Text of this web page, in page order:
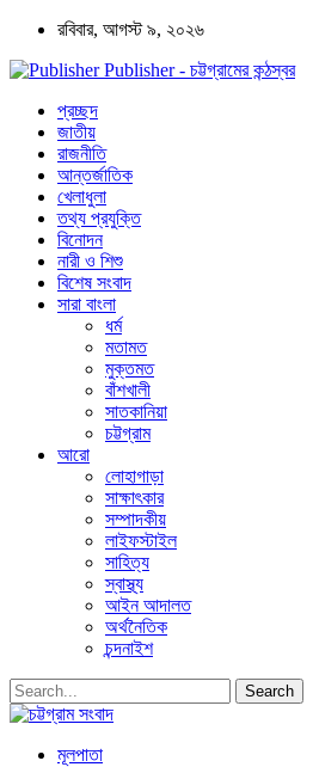
রবিবার, আগস্ট ৯, ২০২৬
Publisher - চট্টগ্রামের কন্ঠস্বর
প্রচ্ছদ
জাতীয়
রাজনীতি
আন্তর্জাতিক
খেলাধুলা
তথ্য প্রযুক্তি
বিনোদন
নারী ও শিশু
বিশেষ সংবাদ
সারা বাংলা
ধর্ম
মতামত
মুক্তমত
বাঁশখালী
সাতকানিয়া
চট্টগ্রাম
আরো
লোহাগাড়া
সাক্ষাৎকার
সম্পাদকীয়
লাইফস্টাইল
সাহিত্য
স্বাস্থ্য
আইন আদালত
অর্থনৈতিক
চন্দনাইশ
মূলপাতা